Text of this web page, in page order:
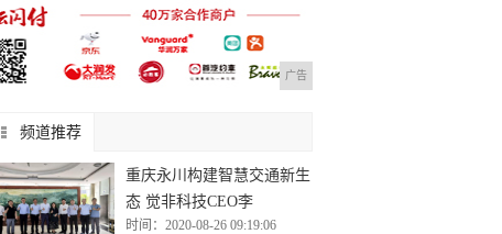
广告
频道推荐
重庆永川构建智慧交通新生
态 觉非科技CEO李
时间：2020-08-26 09:19:06